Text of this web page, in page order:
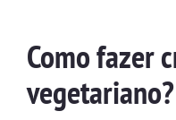
Como fazer
vegetariano?